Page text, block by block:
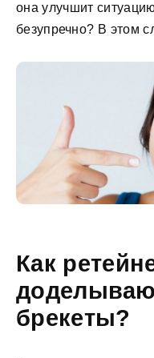
она улучшит
безупречно? В этом
Как
брекеты?